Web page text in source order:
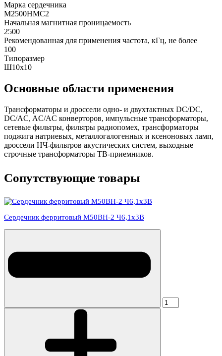
Марка сердечника
М2500НМС2
Начальная магнитная проницаемость
2500
Рекомендованная для применения частота, кГц, не более
100
Типоразмер
Ш10х10
Основные области применения
Трансформаторы и дроссели одно- и двухтактных DC/DC,
DC/AC, AC/AC конверторов, импульсные трансформаторы,
сетевые фильтры, фильтры радиопомех, трансформаторы
поджига натриевых, металлогалогенных и ксеноновых ламп,
дроссели НЧ-фильтров акустических систем, выходные
строчные трансформаторы ТВ-приемников.
Сопутствующие товары
Сердечник ферритовый М50ВН-2 Ч6,1х3В